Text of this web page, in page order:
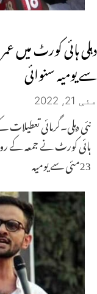
سے یومیہ سنوائی
مئی 21, 2022
نئی دہلی۔گرمائی
ہائی کورٹ نے جمعہ کے
23مئی سے یومیہ